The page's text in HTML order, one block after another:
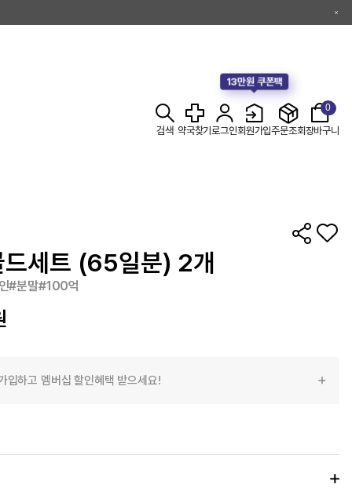
검색 약국찾기로그인
13만원 쿠폰팩
회원가입주문조회
0
장바구니
드세트 (65일분) 2개
#분말#100억
입하고 멤버십 할인혜택 받으세요!